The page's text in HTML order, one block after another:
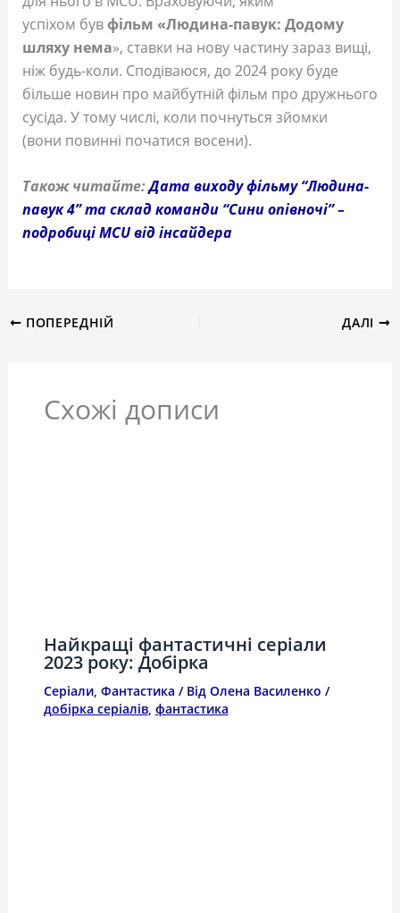
успіхом бувфільм «Людина-павук: Додому
шляху нема», ставки на нову частину зараз вищі,
ніж будь-коли. Сподіваюся, до 2024 року буде
більше новин про майбутній фільм про дружнього
сусіда. У тому числі, коли почнуться зйомки
(вони повинні початися восени).
Також читайте:Дата виходу фільму “Людина-
павук 4” та склад команди “Сини опівночі” –
подробиці MCU від інсайдера
ПОПЕРЕДНІЙ ДАЛІ
Схожі дописи
Найкращі фантастичні серіали
2023 року: Добірка
Серіали, Фантастика / Від Олена Василенко /
добірка серіалів, фантастика